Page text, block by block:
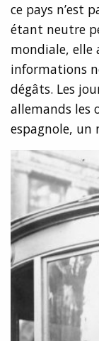
ce pays n’est
étant neutre
mondiale, elle
informations
dégâts. Les
allemands les
espagnole, un